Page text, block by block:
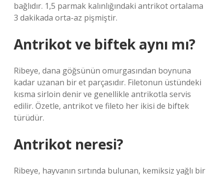
bağlıdır. 1,5 parmak kalınlığındaki antrikot ortalama
3 dakikada orta-az pişmiştir.
Antrikot ve biftek aynı mı?
Ribeye, dana göğsünün omurgasından boynuna
kadar uzanan bir et parçasıdır. Filetonun üstündeki
kısma sirloin denir ve genellikle antrikotla servis
edilir. Özetle, antrikot ve fileto her ikisi de biftek
türüdür.
Antrikot neresi?
Ribeye, hayvanın sırtında bulunan, kemiksiz yağlı bir